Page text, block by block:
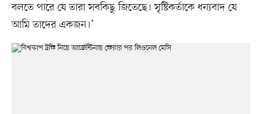
বলতে পারে যে তারা সবকিছু জিতেছে। সৃষ্টিকর্তাকে ধন্যবাদ যে
আমি তাদের একজন।’